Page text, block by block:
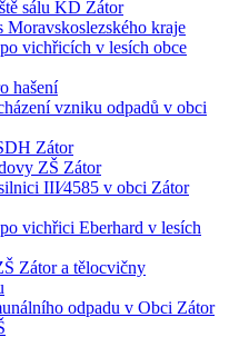
sálu KD Zátor
Moravskoslezského kraje
vichřicích v lesích obce
hašení
vzniku odpadů v obci
Zátor
ZŠ Zátor
III⁄4585 v obci Zátor
vichřici Eberhard v lesích
Zátor a tělocvičny
odpadu v Obci Zátor